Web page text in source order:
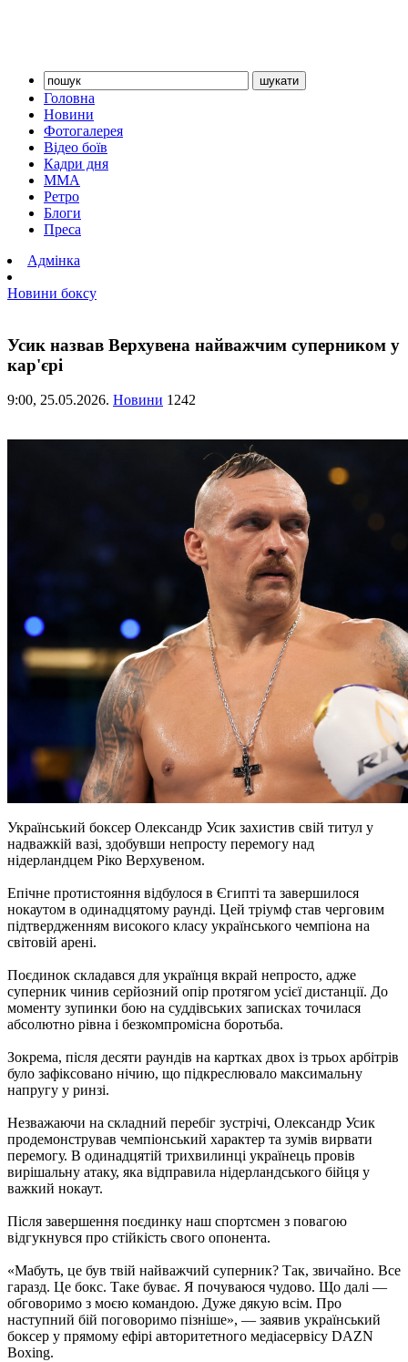
Головна
Новини
Фотогалерея
Відео боїв
Кадри дня
ММА
Ретро
Блоги
Преса
Адмінка
Новини боксу
Усик назвав Верхувена найважчим суперником у
кар'єрі
9:00, 25.05.2026. Новини 1242
Український боксер Олександр Усик захистив свій титул у
надважкій вазі, здобувши непросту перемогу над
нідерландцем Ріко Верхувеном.
Епічне протистояння відбулося в Єгипті та завершилося
нокаутом в одинадцятому раунді. Цей тріумф став черговим
підтвердженням високого класу українського чемпіона на
світовій арені.
Поєдинок складався для українця вкрай непросто, адже
суперник чинив серйозний опір протягом усієї дистанції. До
моменту зупинки бою на суддівських записках точилася
абсолютно рівна і безкомпромісна боротьба.
Зокрема, після десяти раундів на картках двох із трьох арбітрів
було зафіксовано нічию, що підкреслювало максимальну
напругу у ринзі.
Незважаючи на складний перебіг зустрічі, Олександр Усик
продемонстрував чемпіонський характер та зумів вирвати
перемогу. В одинадцятій трихвилинці українець провів
вирішальну атаку, яка відправила нідерландського бійця у
важкий нокаут.
Після завершення поєдинку наш спортсмен з повагою
відгукнувся про стійкість свого опонента.
«Мабуть, це був твій найважчий суперник? Так, звичайно. Все
гаразд. Це бокс. Таке буває. Я почуваюся чудово. Що далі —
обговоримо з моєю командою. Дуже дякую всім. Про
наступний бій поговоримо пізніше», — заявив український
боксер у прямому ефірі авторитетного медіасервісу DAZN
Boxing.